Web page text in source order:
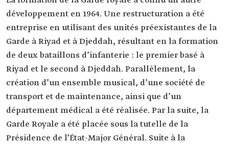
développement en 1964. Une restructuration a été
entreprise en utilisant des unités préexistantes de la
Garde à Riyad et à Djeddah, résultant en la formation
de deux bataillons d’infanterie : le premier basé à
Riyad et le second à Djeddah. Parallèlement, la
création d’un ensemble musical, d’une société de
transport et de maintenance, ainsi que d’un
département médical a été réalisée. Par la suite, la
Garde Royale a été placée sous la tutelle de la
Présidence de l’État-Major Général. Suite à la